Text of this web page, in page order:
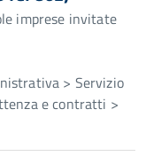
imprese invitate
> Servizio
e contratti >